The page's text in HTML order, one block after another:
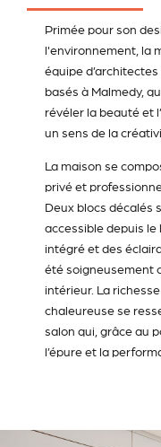
Primée pour son
l'environnement, la
équipe
basés à Malmedy,
révéler la beauté et
un sens de la
La maison se
privé et
Deux blocs décalés
accessible depuis le
intégré et des
été soigneusement
intérieur. La
chaleureuse se
salon qui, grâce au
l’épure et la